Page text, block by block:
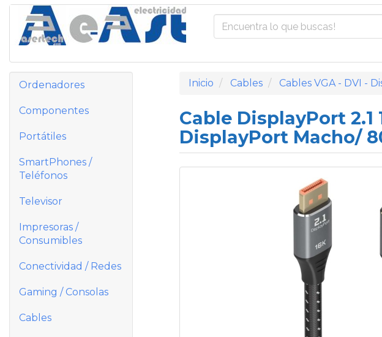
Ordenadores
Componentes
Portátiles
SmartPhones /
Teléfonos
Televisor
Impresoras /
Consumibles
Conectividad / Redes
Gaming / Consolas
Cables
Inicio Cables Cables VGA - DVI -
Cable DisplayPort 2.1
DisplayPort Macho/